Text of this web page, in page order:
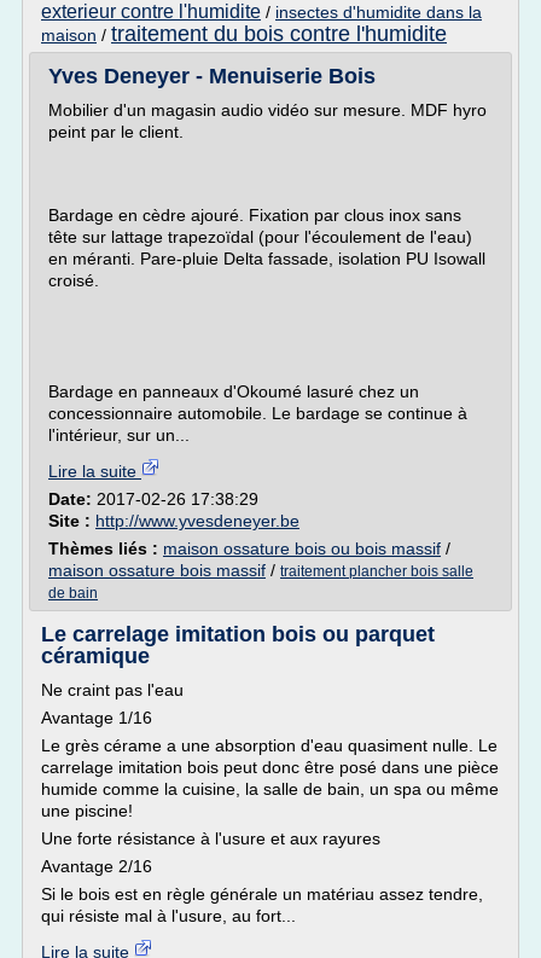
exterieur contre l'humidite / insectes d'humidite dans la
maison / traitement du bois contre l'humidite
Yves Deneyer - Menuiserie Bois
Mobilier d'un magasin audio vidéo sur mesure. MDF hyro
peint par le client.
Bardage en cèdre ajouré. Fixation par clous inox sans
tête sur lattage trapezoïdal (pour l'écoulement de l'eau)
en méranti. Pare-pluie Delta fassade, isolation PU Isowall
croisé.
Bardage en panneaux d'Okoumé lasuré chez un
concessionnaire automobile. Le bardage se continue à
l'intérieur, sur un...
Lire la suite
Date: 2017-02-26 17:38:29
Site : http://www.yvesdeneyer.be
Thèmes liés : maison ossature bois ou bois massif /
maison ossature bois massif / traitement plancher bois salle
de bain
Le carrelage imitation bois ou parquet
céramique
Ne craint pas l'eau
Avantage 1/16
Le grès cérame a une absorption d'eau quasiment nulle. Le
carrelage imitation bois peut donc être posé dans une pièce
humide comme la cuisine, la salle de bain, un spa ou même
une piscine!
Une forte résistance à l'usure et aux rayures
Avantage 2/16
Si le bois est en règle générale un matériau assez tendre,
qui résiste mal à l'usure, au fort...
Lire la suite